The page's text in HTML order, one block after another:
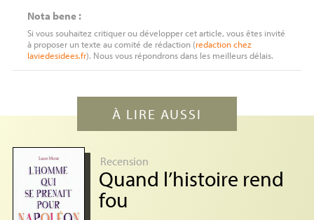
Nota bene :
Si vous souhaitez critiquer ou développer cet article, vous êtes invité
à proposer un texte au comité de rédaction (redactionchez
laviedesidees.fr). Nous vous répondrons dans les meilleurs délais.
À LIRE AUSSI
Recension
Quand l’histoire rend
fou